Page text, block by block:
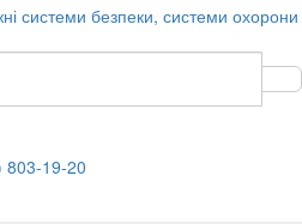
803-19-20